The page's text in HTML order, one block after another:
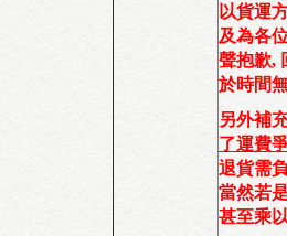
以貨運
及為各
聲抱歉,
於時間
另外補
了運費
退貨需
當然若
甚至乘